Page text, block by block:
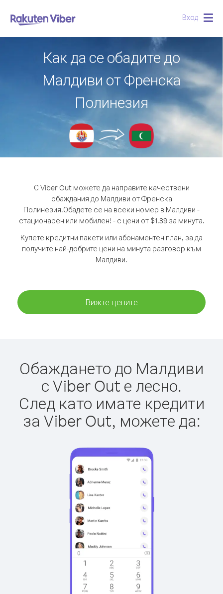
Вход
Как да се обадите до
Малдиви от Френска
Полинезия
С Viber Out можете да направите качествени
обаждания до Малдиви от Френска
Полинезия.Обадете се на всеки номер в Малдиви -
стационарен или мобилен! - с цени от $1.39 за минута.
Купете кредитни пакети или абонаментен план, за да
получите най-добрите цени на минута разговор към
Малдиви.
Вижте цените
Обаждането до Малдиви
с Viber Out е лесно.
След като имате кредити
за Viber Out, можете да: